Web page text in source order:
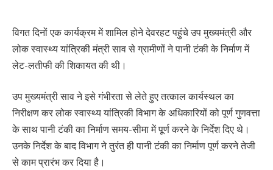
विगत दिनों एक कार्यक्रम में शामिल होने देवरहट पहुंचे उप मुख्यमंत्री और
लोक स्वास्थ्य यांत्रिकी मंत्री साव से ग्रामीणों ने पानी टंकी के निर्माण में
लेट-लतीफी की शिकायत की थी।
उप मुख्यमंत्री साव ने इसे गंभीरता से लेते हुए तत्काल कार्यस्थल का
निरीक्षण कर लोक स्वास्थ्य यांत्रिकी विभाग के अधिकारियों को पूर्ण गुणवत्ता
के साथ पानी टंकी का निर्माण समय-सीमा में पूर्ण करने के निर्देश दिए थे।
उनके निर्देश के बाद विभाग ने तुरंत ही पानी टंकी का निर्माण पूर्ण करने तेजी
से काम प्रारंभ कर दिया है।